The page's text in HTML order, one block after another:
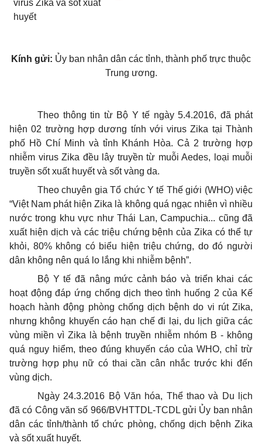
virus Zika và sốt xuất
huyết
Kính gửi: Ủy ban nhân dân các tỉnh, thành phố trực thuộc
Trung ương.
Theo thông tin từ Bộ Y tế ngày 5.4.2016, đã phát
hiện 02 trường hợp dương tính với virus Zika tại Thành
phố Hồ Chí Minh và tỉnh Khánh Hòa. Cả 2 trường hợp
nhiễm virus Zika đều lây truyền từ muỗi Aedes, loại muỗi
truyền sốt xuất huyết và sốt vàng da.
Theo chuyên gia Tổ chức Y tế Thế giới (WHO) việc
“Việt Nam phát hiện Zika là không quá ngạc nhiên vì nhiều
nước trong khu vực như Thái Lan, Campuchia... cũng đã
xuất hiện dịch và các triệu chứng bệnh của Zika có thể tự
khỏi, 80% không có biểu hiện triệu chứng, do đó người
dân không nên quá lo lắng khi nhiễm bệnh”.
Bộ Y tế đã nâng mức cảnh báo và triển khai các
hoạt động đáp ứng chống dịch theo tình huống 2 của Kế
hoạch hành động phòng chống dịch bệnh do vi rút Zika,
nhưng không khuyến cáo hạn chế đi lại, du lịch giữa các
vùng miền vì Zika là bệnh truyền nhiễm nhóm B - không
quá nguy hiểm, theo đúng khuyến cáo của WHO, chỉ trừ
trường hợp phụ nữ có thai cần cân nhắc trước khi đến
vùng dịch.
Ngày 24.3.2016 Bộ Văn hóa, Thể thao và Du lịch
đã có Công văn số 966/BVHTTDL-TCDL gửi Ủy ban nhân
dân các tỉnh/thành tổ chức phòng, chống dịch bệnh Zika
và sốt xuất huyết.